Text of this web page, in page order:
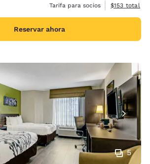
Tarifa para socios
Ver detalles
$153 total
Reservar ahora
5